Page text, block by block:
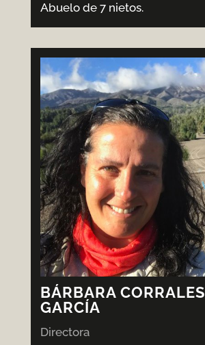
Abuelo de 7 nietos.
BÁRBARA CORRALES
GARCÍA
Directora